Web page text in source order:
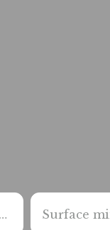
Loyer max (€/mois) Surface